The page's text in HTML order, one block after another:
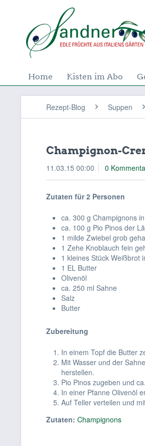
Home Kisten im Abo
Rezept-Blog Suppen
Champignon-
11.03.15 00:00 0
Zutaten für 2 Personen
ca. 300 g Champignons
ca. 100 g Pio Pinos der
1 milde Zwiebel grob
1 Zehe Knoblauch fein
1 kleines Stück Weißbrot
1 EL Butter
Olivenöl
ca. 250 ml Sahne
Salz
Butter
Zubereitung
In einem Topf die Butter
Mit Wasser und der
herstellen.
Pio Pinos zugeben und
In einer Pfanne Olivenöl
Auf Teller verteilen und
Zutaten: Champignons